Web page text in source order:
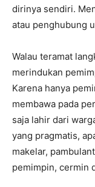
dirinya sendiri.
atau penghubung
Walau teramat
merindukan
Karena hanya
membawa pada
saja lahir dari
yang pragmatis,
makelar,
pemimpin, cermin